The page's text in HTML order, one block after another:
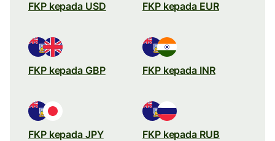
FKP kepada USD FKP kepada EUR
FKP kepada GBP FKP kepada INR
FKP kepada JPY FKP kepada RUB